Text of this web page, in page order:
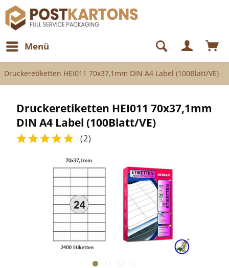
Menü
Druckeretiketten HEI011 70x37,1mm DIN A4 Label (100Blatt/VE)
Druckeretiketten HEI011 70x37,1mm
DIN A4 Label (100Blatt/VE)
(2)